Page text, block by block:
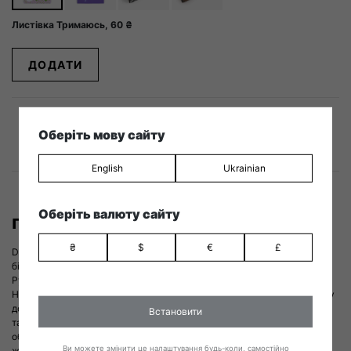
Оберіть мову сайту
English Ukrainian
Оберіть валюту сайту
₴ $ € £
Встановити
Ви можете змінити це налаштування будь-коли, самостійно
Листівка Тримаюсь, 60 ₴
ДОДАТИ
Про бренд
Dodo Socks — український бренд нерутинних шкарпеток і зручної
білизни. До 2022 року основне виробництво було зосереджене в
Рубіжному Луганської області, а сьогодні релоковане до Львова.
Наша місія — популяризувати українське й робити відчутний внесок у
добробут суспільства. З 2022 року підтримка війська є нашою метою
та сенсом нашої роботи: загалом ми передали на потреби Сил
оборони понад 33 млн грн, з них найбільше — до фонду «Повернись